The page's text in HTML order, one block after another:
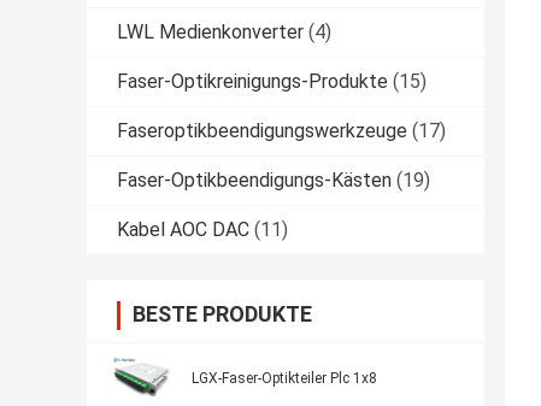
LWL Medienkonverter (4)
Faser-Optikreinigungs-Produkte (15)
Faseroptikbeendigungswerkzeuge (17)
Faser-Optikbeendigungs-Kästen (19)
Kabel AOC DAC (11)
BESTE PRODUKTE
LGX-Faser-Optikteiler Plc 1x8